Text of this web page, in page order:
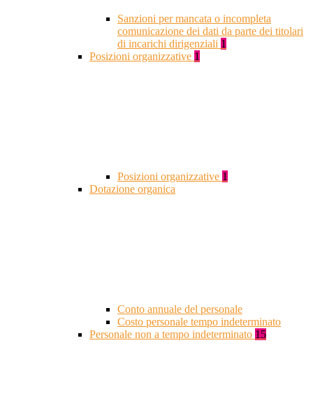
Sanzioni per mancata o incompleta
comunicazione dei dati da parte dei titolari
di incarichi dirigenziali 1
Posizioni organizzative 1
Posizioni organizzative 1
Dotazione organica
Conto annuale del personale
Costo personale tempo indeterminato
Personale non a tempo indeterminato 15